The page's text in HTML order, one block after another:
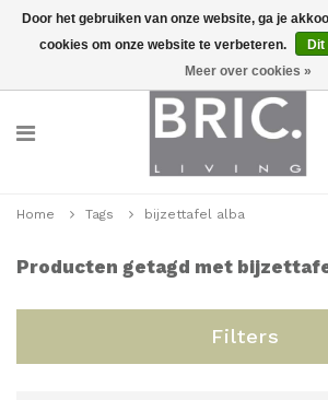
Home Tags bijzettafel alba
Producten getagd met
Filters
Door het gebruiken van onze website, ga je
cookies om onze website te verbeteren.
Meer over cookies »